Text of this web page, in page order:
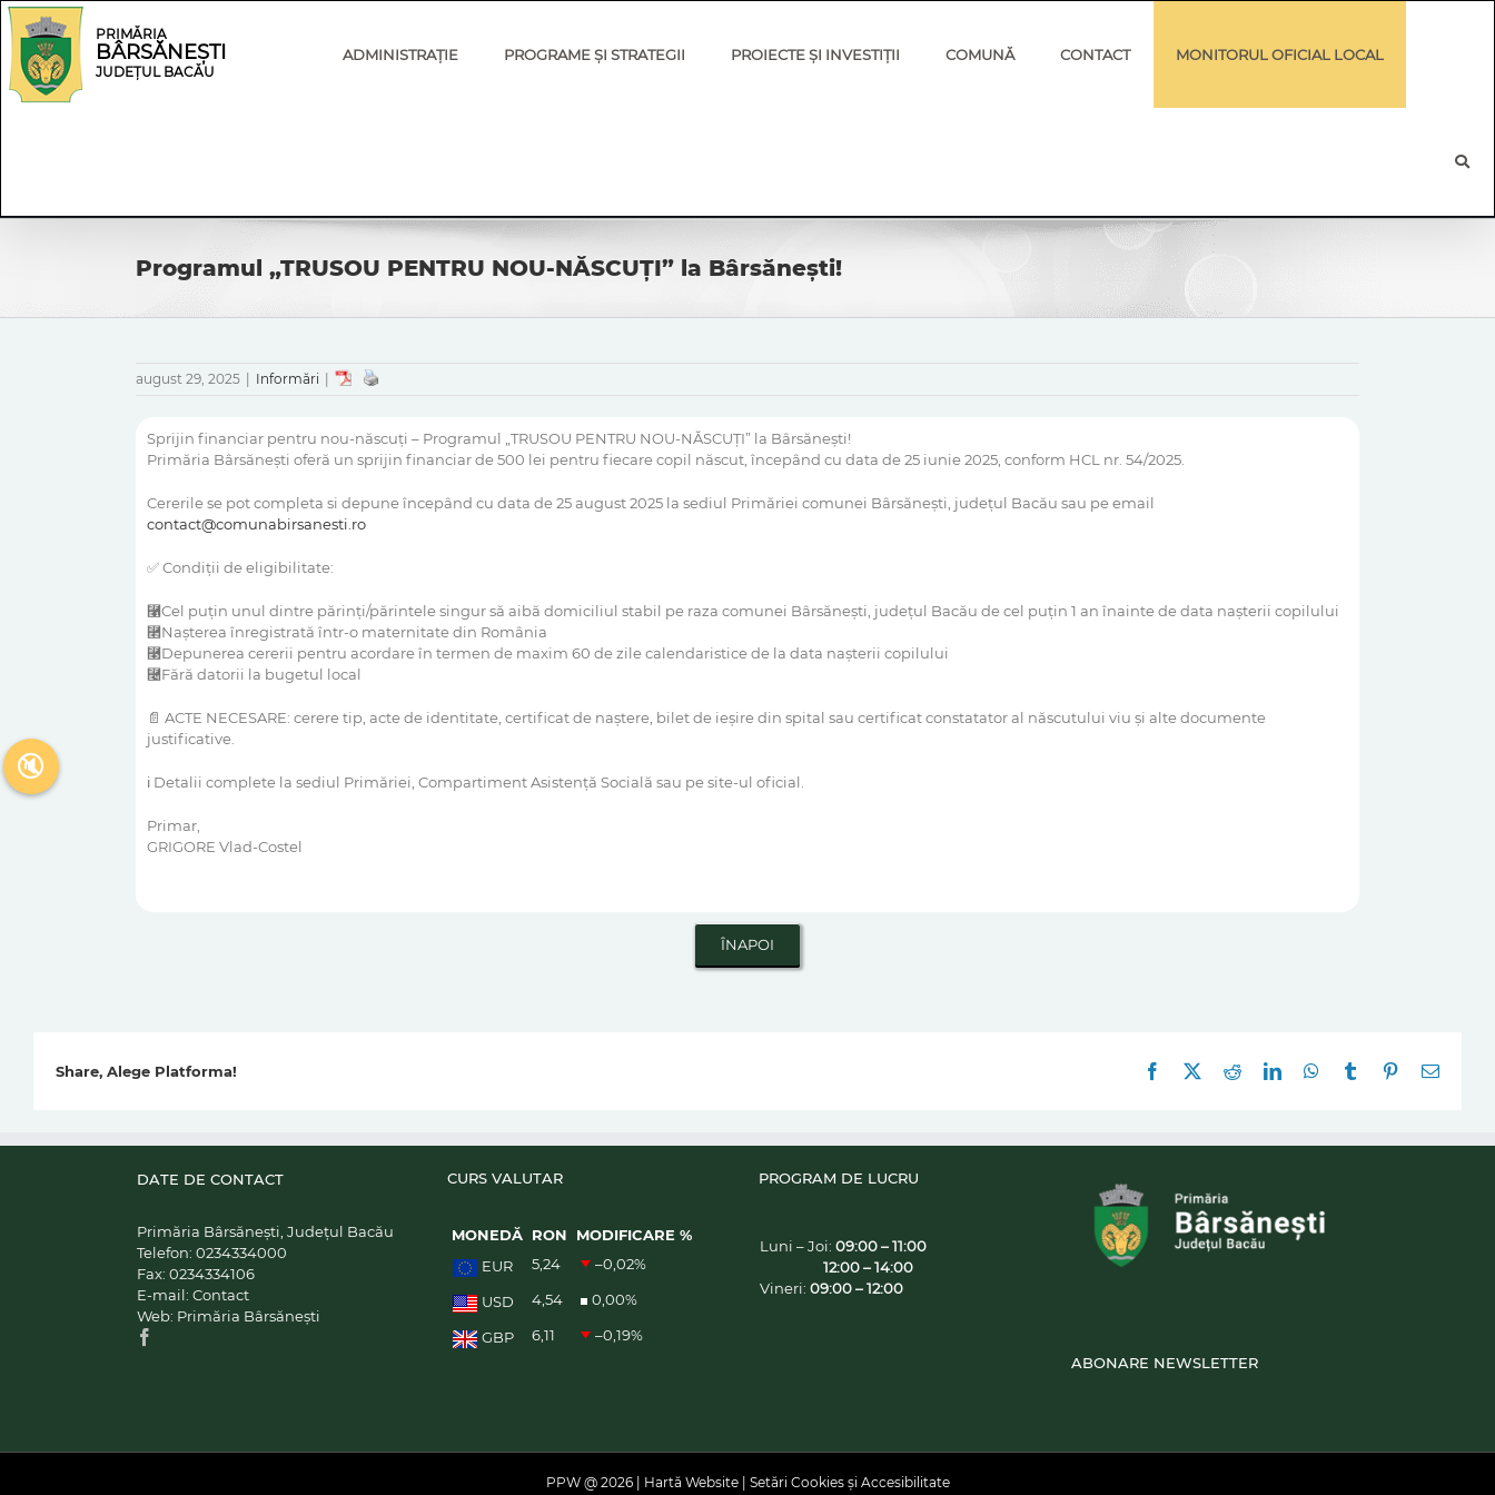
Skip
to
content
Skip
Navigation
PRIMĂRIA
BÂRSĂNEȘTI
JUDEȚUL BACĂU
ADMINISTRAȚIE PROGRAME ȘI STRATEGII PROIECTE ȘI INVESTIȚII COMUNĂ CONTACT MONITORUL OFICIAL LOCAL
Programul „TRUSOU PENTRU NOU-NĂSCUȚI” la Bârsănești!
august 29, 2025 Informări
Sprijin financiar pentru nou-născuți – Programul „TRUSOU PENTRU NOU-NĂSCUȚI” la Bârsănești!
Primăria Bârsănești oferă un sprijin financiar de 500 lei pentru fiecare copil născut, începând cu data de 25 iunie 2025, conform HCL nr. 54/2025.
Cererile se pot completa si depune începând cu data de 25 august 2025 la sediul Primăriei comunei Bârsănești, județul Bacău sau pe email
contact@comunabirsanesti.ro
✅ Condiții de eligibilitate:
⿡Cel puțin unul dintre părinți/părintele singur să aibă domiciliul stabil pe raza comunei Bârsănești, județul Bacău de cel puțin 1 an înainte de data nașterii copilului
⿢Nașterea înregistrată într-o maternitate din România
⿣Depunerea cererii pentru acordare în termen de maxim 60 de zile calendaristice de la data nașterii copilului
⿤Fără datorii la bugetul local
📄 ACTE NECESARE: cerere tip, acte de identitate, certificat de naștere, bilet de ieșire din spital sau certificat constatator al născutului viu și alte documente
justificative.
ℹ Detalii complete la sediul Primăriei, Compartiment Asistență Socială sau pe site-ul oficial.
Primar,
GRIGORE Vlad-Costel
Share, Alege Platforma! Facebook RedditLinkedInWhatsApp
Tumblr Pinterest
E-
DATE DE CONTACT
Primăria Bârsănești, Județul Bacău
Telefon: 0234334000
Fax: 0234334106
E-mail: Contact
Web: Primăria Bârsănești
CURS VALUTAR
MONEDĂ RON
MODIFICARE %
EUR
5,24 –0,02%
USD 4,54 0,00%
GBP 6,11 –0,19%
PROGRAM DE LUCRU
Luni – Joi: 09:00 – 11:00
12:00 – 14:00
Vineri: 09:00 – 12:00
ABONARE NEWSLETTER
PPW @ 2026 | Hartă Website| Setări Cookies și Accesibilitate
🔇